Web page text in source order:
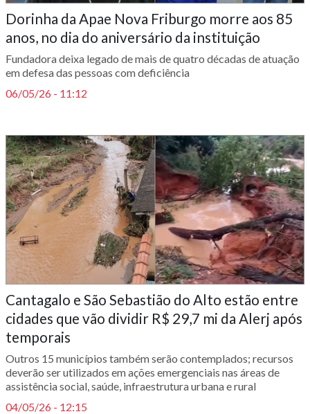
Dorinha da Apae Nova Friburgo morre aos 85
anos, no dia do aniversário da instituição
Fundadora deixa legado de mais de quatro décadas de atuação
em defesa das pessoas com deficiência
06/05/26 - 11:12
Cantagalo e São Sebastião do Alto estão entre
cidades que vão dividir R$ 29,7 mi da Alerj após
temporais
Outros 15 municípios também serão contemplados; recursos
deverão ser utilizados em ações emergenciais nas áreas de
assistência social, saúde, infraestrutura urbana e rural
04/05/26 - 12:15